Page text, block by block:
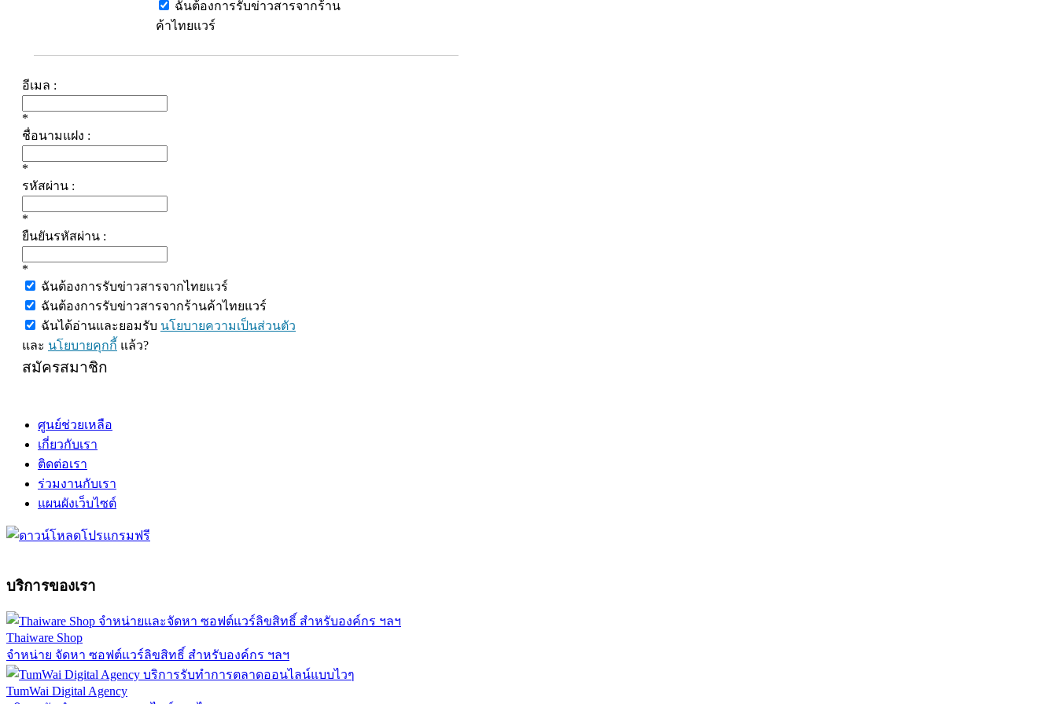
ฉันต้องการรับข่าวสารจากร้าน
ค้าไทยแวร์
อีเมล :
*
ชื่อนามแฝง :
*
รหัสผ่าน :
*
ยืนยันรหัสผ่าน :
*
ฉันต้องการรับข่าวสารจากไทยแวร์
ฉันต้องการรับข่าวสารจากร้านค้าไทยแวร์
ฉันได้อ่านและยอมรับ นโยบายความเป็นส่วนตัว
และ นโยบายคุกกี้ แล้ว?
สมัครสมาชิก
ศูนย์ช่วยเหลือ
เกี่ยวกับเรา
ติดต่อเรา
ร่วมงานกับเรา
แผนผังเว็บไซต์
บริการของเรา
Thaiware Shop
จำหน่าย จัดหา ซอฟต์แวร์ลิขสิทธิ์ สำหรับองค์กร ฯลฯ
TumWai Digital Agency